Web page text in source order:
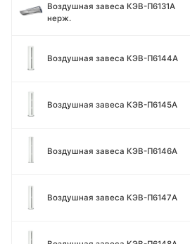
Воздушная завеса КЭВ-П6131A
нерж.
Воздушная завеса КЭВ-П6144A
Воздушная завеса КЭВ-П6145A
Воздушная завеса КЭВ-П6146A
Воздушная завеса КЭВ-П6147A